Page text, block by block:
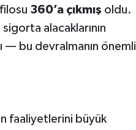
360’a çıkmış oldu.
alacaklarının
— bu devralmanın önemli
faaliyetlerini büyük